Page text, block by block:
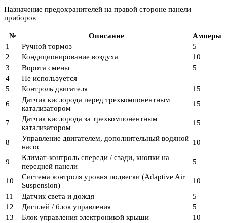
Назначение предохранителей на правой стороне панели
приборов
№ Описание
Амперы
1
Ручной тормоз
5
2
Кондиционирование воздуха
10
3
Ворота смены
5
4
Не используется
5
Контроль двигателя
15
6
Датчик кислорода перед трехкомпонентным
катализатором
15
7
Датчик кислорода за трехкомпонентным
катализатором
15
8
Управление двигателем, дополнительный водяной
насос
10
9
Климат-контроль спереди / сзади, кнопки на
передней панели
5
10
Система контроля уровня подвески (Adaptive Air
Suspension)
10
11
Датчик света и дождя
5
12
Дисплей / блок управления
5
13
Блок управления электроникой крыши
10